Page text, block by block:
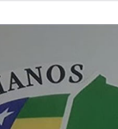
Associação Atlética
Homem é preso